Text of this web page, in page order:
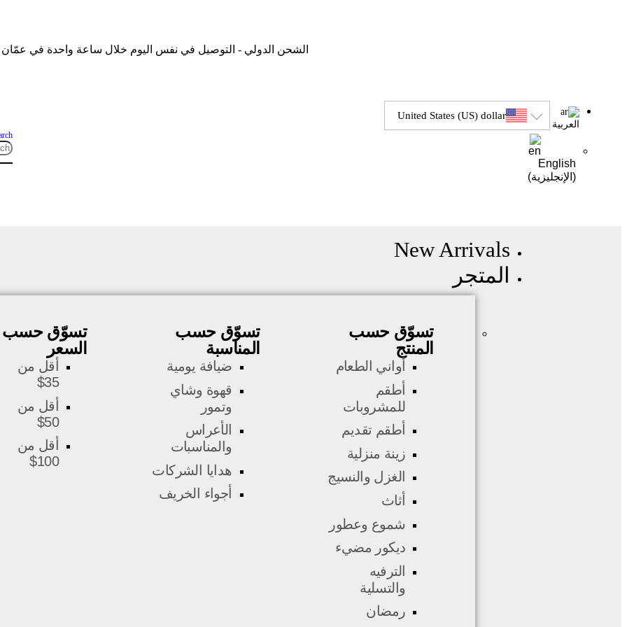
الشحن الدولي - التوصيل في نفس اليوم خلال ساعة واحدة في عمّان
العربية
English
( الإنجليزية)
United States (US) dollar
New Arrivals
المتجر
تسوّق حسب
المنتج
أواني الطعام
أطقم
للمشروبات
أطقم تقديم
زينة منزلية
الغزل والنسيج
أثاث
شموع وعطور
ديكور مضيء
الترفيه
والتسلية
رمضان
تسوّق حسب
المناسبة
ضيافة يومية
قهوة وشاي
وتمور
الأعراس
والمناسبات
هدايا الشركات
أجواء الخريف
تسوّق حسب
السعر
أقل من
35$
أقل من
50$
أقل من
100$